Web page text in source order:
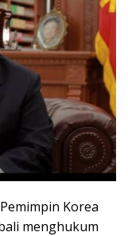
Pemimpin Korea
menghukum